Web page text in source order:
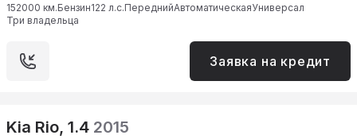
152000 км.Бензин122 л.с.ПереднийАвтоматическаяУниверсал
Три владельца
Заявка на кредит
Kia Rio, 1.4 2015